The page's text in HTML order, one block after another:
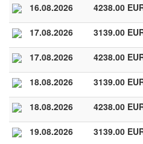
16.08.2026 4238.00
17.08.2026 3139.00
17.08.2026 4238.00
18.08.2026 3139.00
18.08.2026 4238.00
19.08.2026 3139.00